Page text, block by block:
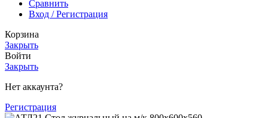
Сравнить
Вход / Регистрация
Корзина
Закрыть
Войти
Закрыть
Нет аккаунта?
Регистрация